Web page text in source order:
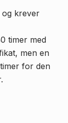
og krever
timer med
men en
for den